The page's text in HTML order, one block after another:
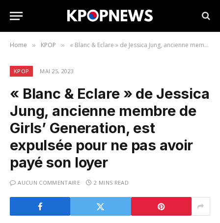
Home » KPOP » « Blanc & Eclare » de Jessica Jung, ancienne membre de Girls’ Generation, est expulsée pour ne pas avoir payé son loyer
KPOP MAI 25, 2023
« Blanc & Eclare » de Jessica
Jung, ancienne membre de
Girls’ Generation, est
expulsée pour ne pas avoir
payé son loyer
AUCUN COMMENTAIRE 2 MINS READ